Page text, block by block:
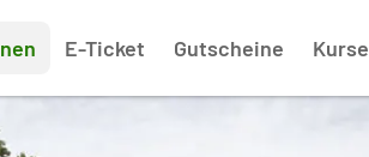
E-Ticket Gutscheine Kurse